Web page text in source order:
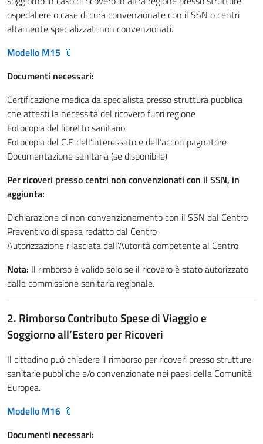
ospedaliere o case di cura convenzionate con il SSN o centri
altamente specializzati non convenzionati.
Modello M15
Documenti necessari:
Certificazione medica da specialista presso struttura pubblica
che attesti la necessità del ricovero fuori regione
Fotocopia del libretto sanitario
Fotocopia del C.F. dell’interessato e dell’accompagnatore
Documentazione sanitaria (se disponibile)
Per ricoveri presso centri non convenzionati con il SSN, in
aggiunta:
Dichiarazione di non convenzionamento con il SSN dal Centro
Preventivo di spesa redatto dal Centro
Autorizzazione rilasciata dall’Autorità competente al Centro
Nota: Il rimborso è valido solo se il ricovero è stato autorizzato
dalla commissione sanitaria regionale.
2. Rimborso Contributo Spese di Viaggio e
Soggiorno all’Estero per Ricoveri
Il cittadino può chiedere il rimborso per ricoveri presso strutture
sanitarie pubbliche e/o convenzionate nei paesi della Comunità
Europea.
Modello M16
Documenti necessari: